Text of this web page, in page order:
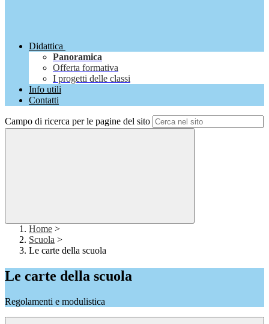
Didattica
Panoramica
Offerta formativa
I progetti delle classi
Info utili
Contatti
Campo di ricerca per le pagine del sito
Home >
Scuola >
Le carte della scuola
Le carte della scuola
Regolamenti e modulistica